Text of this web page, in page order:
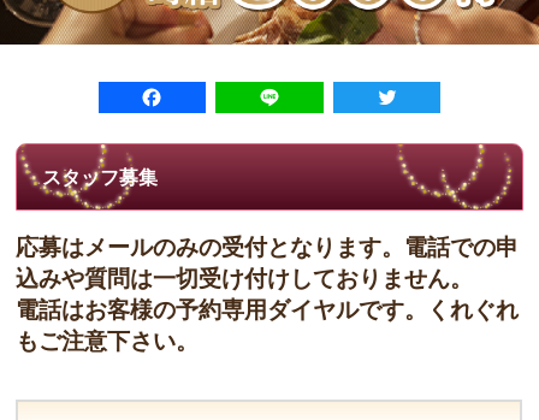
スタッフ募集
応募はメールのみの受付となります。電話での申
込みや質問は一切受け付けしておりません。
電話はお客様の予約専用ダイヤルです。くれぐれ
もご注意下さい。